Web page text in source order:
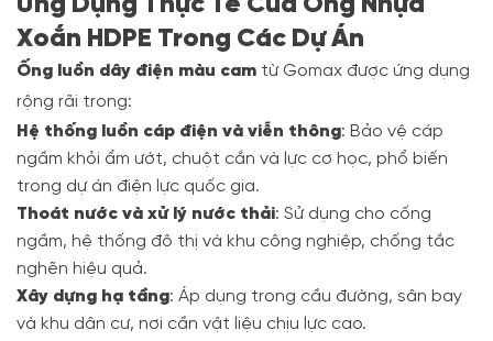
Xoắn HDPE Trong Các Dự Án
Ống luồn dây điện màu cam từ Gomax được ứng dụng
rộng rãi trong:
Hệ thống luồn cáp điện và viễn thông: Bảo vệ cáp
ngầm khỏi ẩm ướt, chuột cắn và lực cơ học, phổ biến
trong dự án điện lực quốc gia.
Thoát nước và xử lý nước thải: Sử dụng cho cống
ngầm, hệ thống đô thị và khu công nghiệp, chống tắc
nghẽn hiệu quả.
Xây dựng hạ tầng: Áp dụng trong cầu đường, sân bay
và khu dân cư, nơi cần vật liệu chịu lực cao.